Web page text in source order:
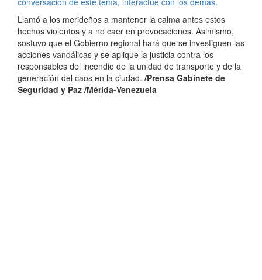
Llamó a los merideños a mantener la calma antes estos
hechos violentos y a no caer en provocaciones. Asimismo,
sostuvo que el Gobierno regional hará que se investiguen las
acciones vandálicas y se aplique la justicia contra los
responsables del incendio de la unidad de transporte y de la
generación del caos en la ciudad. /Prensa Gabinete de
Seguridad y Paz /Mérida-Venezuela